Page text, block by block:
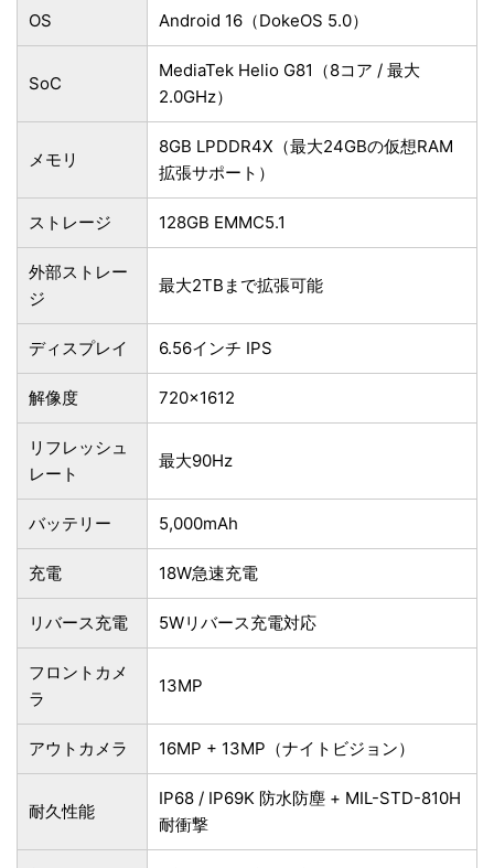
OS Android 16（DokeOS 5.0）
SoC
MediaTek Helio G81（8コア / 最大
2.0GHz）
メモリ
8GB LPDDR4X（最大24GBの仮想RAM
拡張サポート）
ストレージ 128GB EMMC5.1
外部ストレー
ジ
最大2TBまで拡張可能
ディスプレイ 6.56インチ IPS
解像度 720×1612
リフレッシュ
レート
最大90Hz
バッテリー 5,000mAh
充電 18W急速充電
リバース充電 5Wリバース充電対応
フロントカメ
ラ
13MP
アウトカメラ 16MP + 13MP（ナイトビジョン）
耐久性能
IP68 / IP69K 防水防塵 + MIL-STD-810H
耐衝撃